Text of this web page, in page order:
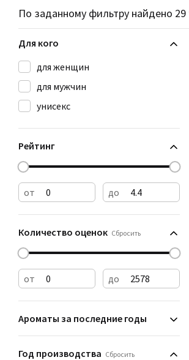
По заданному фильтру найдено 29
Для кого
для женщин
для мужчин
унисекс
Рейтинг
от до
Количество оценок Сбросить
от до
Ароматы за последние годы
Год производства Сбросить